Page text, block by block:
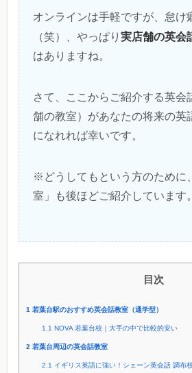
オンラインは手軽ですが、怠け
（笑）、やっぱり 実店舗の英会
はありますね。
さて、ここからご紹介する英会
舗の教室）があなたの将来の英
になれれば幸いです。
※どうしてもという方のために
室」も後ほどご紹介しています。
目次
1 若葉台駅のおすすめ英会話教室（通学型）
1.1 NOVA 若葉台校｜大手の中で比較的安い
2 若葉台周辺の英会話教室
2.1 イギリス英語に強い！シェーン英会話 調布